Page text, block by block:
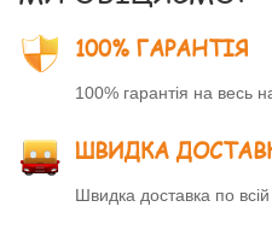
100% ГАРАНТІЯ
100% гарантія на весь
ШВИДКА
Швидка доставка по всій